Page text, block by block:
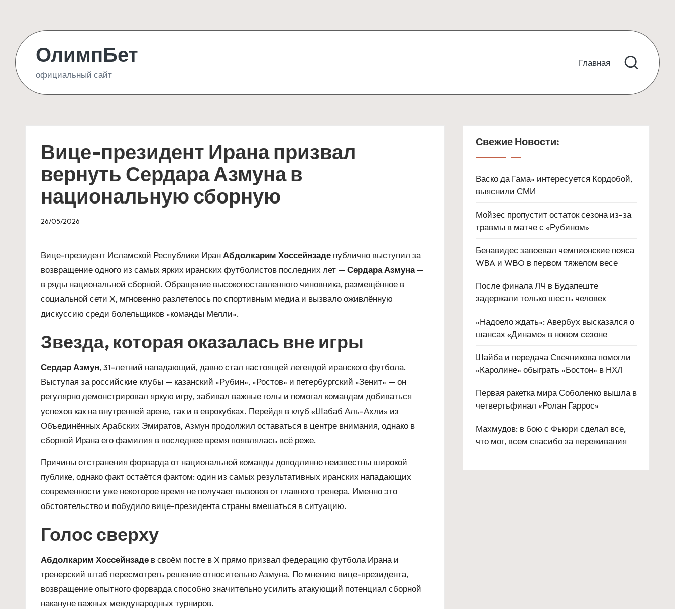
content
ОлимпБет
официальный сайт
Главная
Вице-президент Ирана призвал
вернуть Сердара Азмуна в
национальную сборную
26/05/2026
Вице-президент Исламской Республики Иран Абдолкарим Хоссейнзаде публично выступил за
возвращение одного из самых ярких иранских футболистов последних лет — Сердара Азмуна—
в ряды национальной сборной. Обращение высокопоставленного чиновника, размещённое в
социальной сети X, мгновенно разлетелось по спортивным медиа и вызвало оживлённую
дискуссию среди болельщиков «команды Мелли».
Звезда, которая оказалась вне игры
Сердар Азмун, 31-летний нападающий, давно стал настоящей легендой иранского футбола.
Выступая за российские клубы — казанский «Рубин», «Ростов» и петербургский «Зенит» — он
регулярно демонстрировал яркую игру, забивал важные голы и помогал командам добиваться
успехов как на внутренней арене, так и в еврокубках. Перейдя в клуб «Шабаб Аль-Ахли» из
Объединённых Арабских Эмиратов, Азмун продолжил оставаться в центре внимания, однако в
сборной Ирана его фамилия в последнее время появлялась всё реже.
Причины отстранения форварда от национальной команды доподлинно неизвестны широкой
публике, однако факт остаётся фактом: один из самых результативных иранских нападающих
современности уже некоторое время не получает вызовов от главного тренера. Именно это
обстоятельство и побудило вице-президента страны вмешаться в ситуацию.
Голос сверху
Абдолкарим Хоссейнзаде в своём посте в X прямо призвал федерацию футбола Ирана и
тренерский штаб пересмотреть решение относительно Азмуна. По мнению вице-президента,
возвращение опытного форварда способно значительно усилить атакующий потенциал сборной
накануне важных международных турниров.
Свежие Новости:
Васко да Гама» интересуется Кордобой,
выяснили СМИ
Мойзес пропустит остаток сезона из-за
травмы в матче с «Рубином»
Бенавидес завоевал чемпионские пояса
WBA и WBO в первом тяжелом весе
После финала ЛЧ в Будапеште
задержали только шесть человек
«Надоело ждать»: Авербух высказался о
шансах «Динамо» в новом сезоне
Шайба и передача Свечникова помогли
«Каролине» обыграть «Бостон» в НХЛ
Первая ракетка мира Соболенко вышла в
четвертьфинал «Ролан Гаррос»
Махмудов: в бою с Фьюри сделал все,
что мог, всем спасибо за переживания